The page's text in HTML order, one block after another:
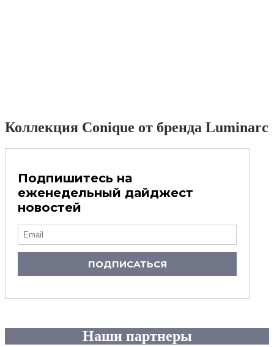
Коллекция Conique от бренда Luminarc
Подпишитесь на
еженедельный дайджест
новостей
ПОДПИСАТЬСЯ
Наши партнеры